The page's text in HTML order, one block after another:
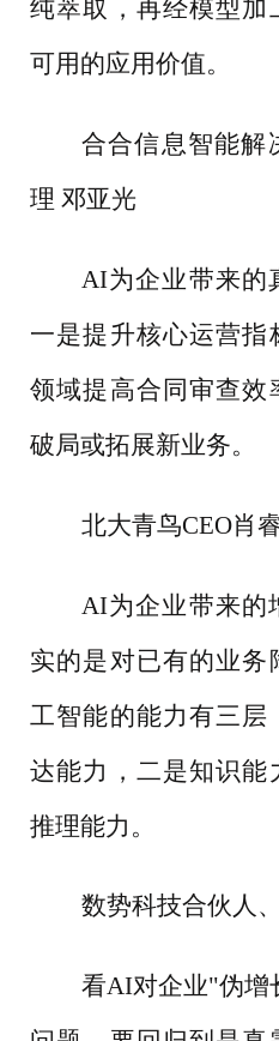
纯萃取，再经模型加
可用的应用价值。
合合信息智能解
理 邓亚光
AI为企业带来的
一是提升核心运营
领域提高合同审查效
破局或拓展新业务。
北大青鸟CEO肖
AI为企业带来的
实的是对已有的业务
工智能的能力有三层
达能力，二是知识能
推理能力。
数势科技合伙人、
看AI对企业"伪增